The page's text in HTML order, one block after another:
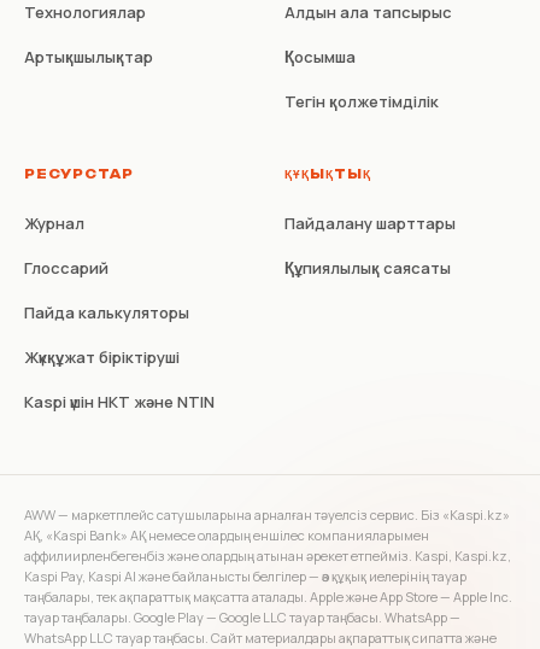
Технологиялар
Артықшылықтар
Алдын ала тапсырыс
Қосымша
Тегін қолжетімділік
РЕСУРСТАР
Журнал
Глоссарий
Пайда калькуляторы
Жүкқұжат біріктіруші
Kaspi үшін НКТ және NTIN
ҚҰҚЫҚТЫҚ
Пайдалану шарттары
Құпиялылық саясаты
AWW — маркетплейс сатушыларына арналған тәуелсіз сервис. Біз «Kaspi.kz»
АҚ, «Kaspi Bank» АҚ немесе олардың еншілес компанияларымен
аффилиирленбегенбіз және олардың атынан әрекет етпейміз. Kaspi, Kaspi.kz,
Kaspi Pay, Kaspi AI және байланысты белгілер — өз құқық иелерінің тауар
таңбалары, тек ақпараттық мақсатта аталады. Apple және App Store — Apple Inc.
тауар таңбалары. Google Play — Google LLC тауар таңбасы. WhatsApp —
WhatsApp LLC тауар таңбасы. Сайт материалдары ақпараттық сипатта және